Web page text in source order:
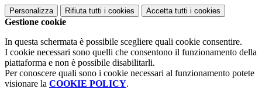
Personalizza Rifiuta tutti i cookies Accetta tutti i cookies
Gestione cookie
In questa schermata è possibile scegliere quali cookie consentire.
I cookie necessari sono quelli che consentono il funzionamento della
piattaforma e non è possibile disabilitarli.
Per conoscere quali sono i cookie necessari al funzionamento potete
visionare la COOKIE POLICY.